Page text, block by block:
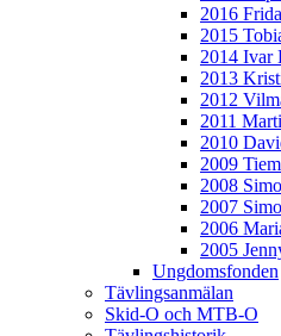
2016
2015
2014 Ivar
2013
2012
2011
2010
2009
2008
2007
2006
2005
Ungdomsfonden
Tävlingsanmälan
Skid-O och MTB-O